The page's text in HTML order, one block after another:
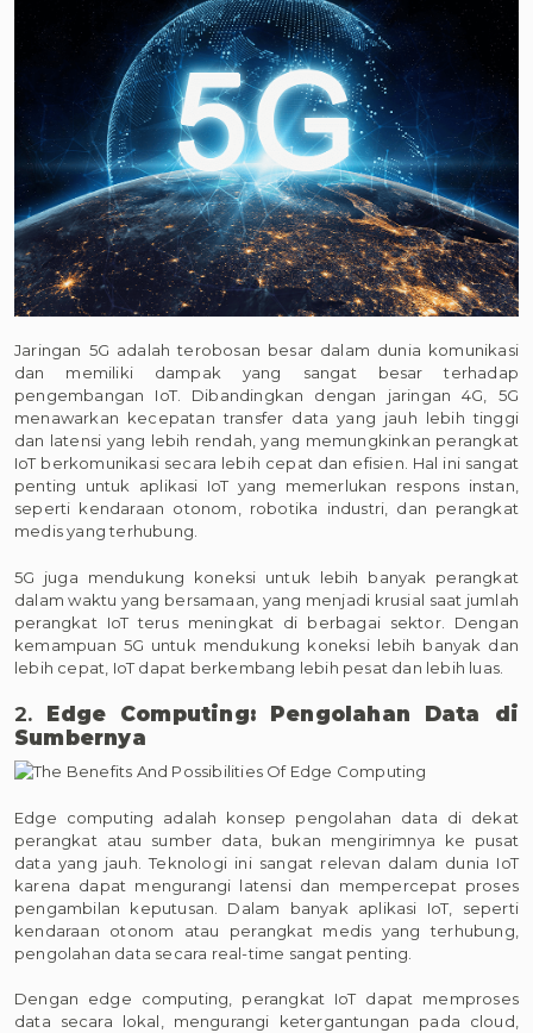
Jaringan 5G adalah terobosan besar dalam dunia komunikasi
dan memiliki dampak yang sangat besar terhadap
pengembangan IoT. Dibandingkan dengan jaringan 4G, 5G
menawarkan kecepatan transfer data yang jauh lebih tinggi
dan latensi yang lebih rendah, yang memungkinkan perangkat
IoT berkomunikasi secara lebih cepat dan efisien. Hal ini sangat
penting untuk aplikasi IoT yang memerlukan respons instan,
seperti kendaraan otonom, robotika industri, dan perangkat
medis yang terhubung.
5G juga mendukung koneksi untuk lebih banyak perangkat
dalam waktu yang bersamaan, yang menjadi krusial saat jumlah
perangkat IoT terus meningkat di berbagai sektor. Dengan
kemampuan 5G untuk mendukung koneksi lebih banyak dan
lebih cepat, IoT dapat berkembang lebih pesat dan lebih luas.
2.
Edge Computing: Pengolahan Data di
Sumbernya
Edge computing adalah konsep pengolahan data di dekat
perangkat atau sumber data, bukan mengirimnya ke pusat
data yang jauh. Teknologi ini sangat relevan dalam dunia IoT
karena dapat mengurangi latensi dan mempercepat proses
pengambilan keputusan. Dalam banyak aplikasi IoT, seperti
kendaraan otonom atau perangkat medis yang terhubung,
pengolahan data secara real-time sangat penting.
Dengan edge computing, perangkat IoT dapat memproses
data secara lokal, mengurangi ketergantungan pada cloud,